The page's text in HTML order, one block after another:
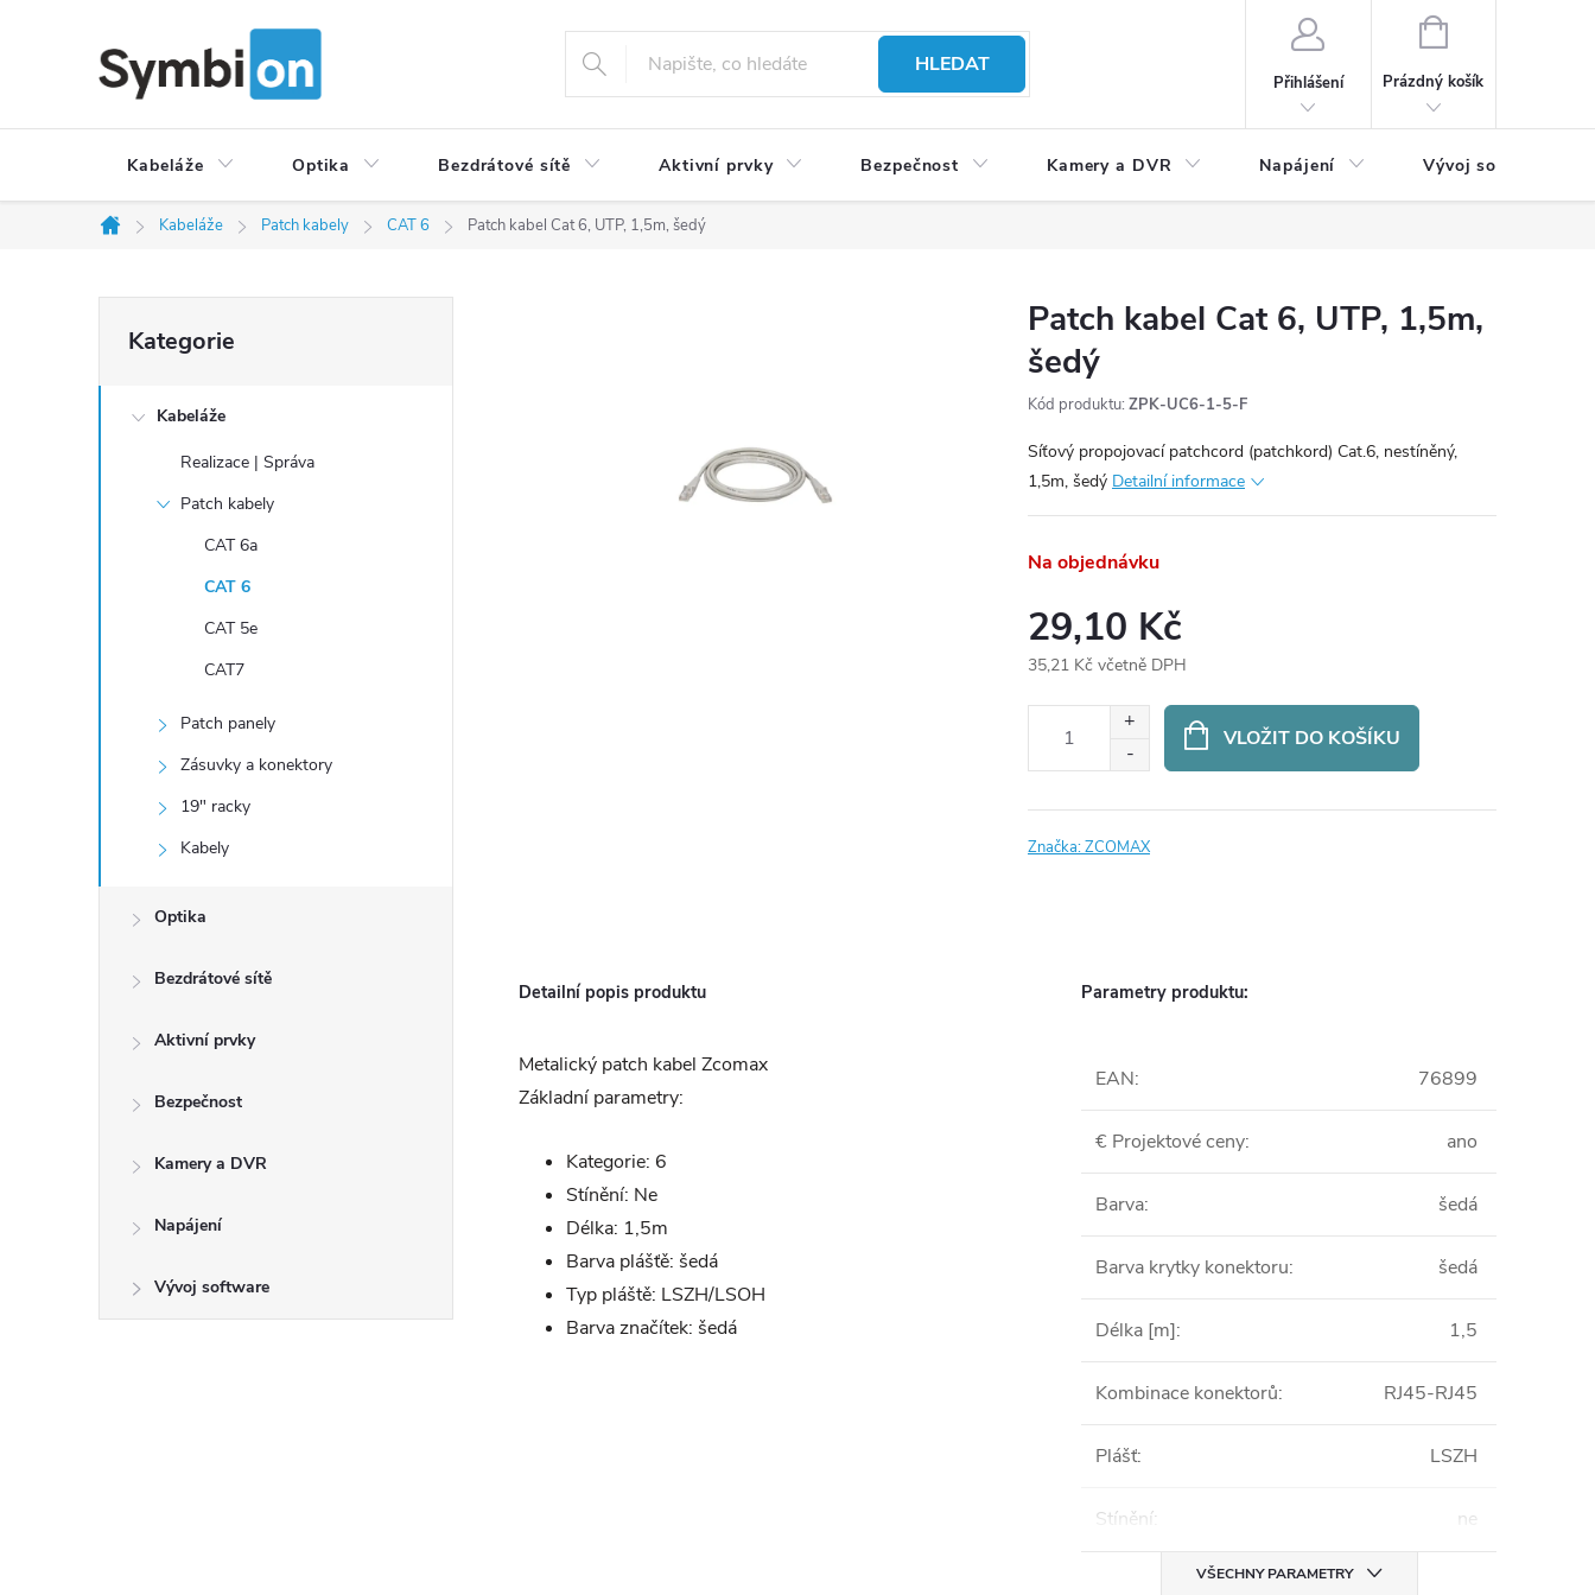
HLEDAT
Přihlášení
NÁKUPNÍ
Prázdný košík
Kabeláže Optika Bezdrátové sítě Aktivní prvky Bezpečnost Kamery a DVR Napájení Vývoj software
Domů
Kabeláže Patch kabely CAT 6 Patch kabel Cat 6, UTP, 1,5m, šedý
s
kategorie
Kategorie
Kabeláže
Realizace | Správa
Patch kabely
CAT 6a
CAT 6
CAT 5e
CAT7
Patch panely
Zásuvky a konektory
19" racky
Kabely
Optika
Bezdrátové sítě
Aktivní prvky
Bezpečnost
Kamery a DVR
Napájení
Vývoj software
Patch kabel Cat 6, UTP, 1,5m,
šedý
Kód produktu: ZPK-UC6-1-5-F
Síťový propojovací patchcord (patchkord) Cat.6, nestíněný,
1,5m, šedý Detailní informace
Na objednávku
29,10 Kč
35,21 Kč včetně DPH
VLOŽIT DO KOŠÍKU
Značka:ZCOMAX
Detailní popis produktu
Metalický patch kabel Zcomax
Základní parametry:
Kategorie: 6
Stínění: Ne
Délka: 1,5m
Barva plášťě: šedá
Typ pláště: LSZH/LSOH
Barva značítek: šedá
Parametry produktu:
EAN: 76899
€ Projektové ceny: ano
Barva: šedá
Barva krytky konektoru: šedá
Délka [m]: 1,5
Kombinace konektorů: RJ45-RJ45
Plášť: LSZH
Stínění: ne
VŠECHNY PARAMETRY